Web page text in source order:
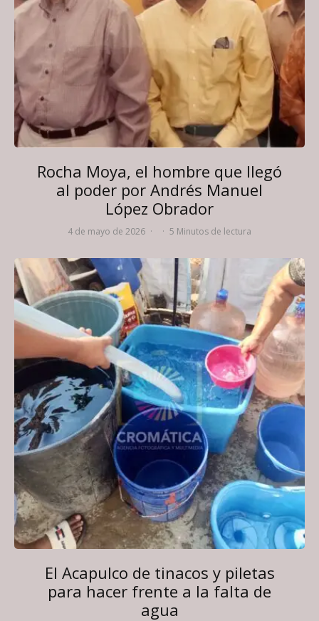
Rocha Moya, el hombre que llegó
al poder por Andrés Manuel
López Obrador
4 de mayo de 2026 · · 5 Minutos de lectura
El Acapulco de tinacos y piletas
para hacer frente a la falta de
agua